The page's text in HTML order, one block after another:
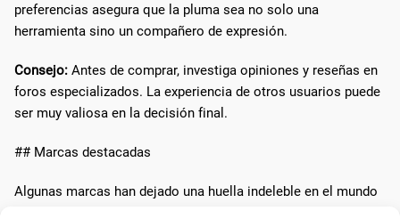
preferencias asegura que la pluma sea no solo una
herramienta sino un compañero de expresión.
Consejo: Antes de comprar, investiga opiniones y reseñas en
foros especializados. La experiencia de otros usuarios puede
ser muy valiosa en la decisión final.
## Marcas destacadas
Algunas marcas han dejado una huella indeleble en el mundo